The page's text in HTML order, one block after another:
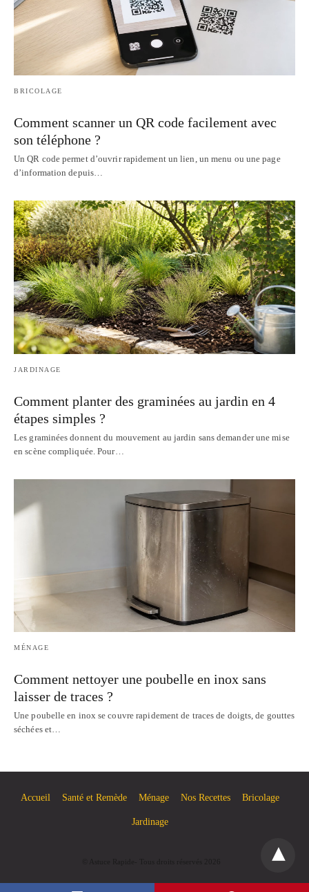
BRICOLAGE
Comment scanner un QR code facilement avec
son téléphone ?
Un QR code permet d’ouvrir rapidement un lien, un menu ou une page
d’information depuis…
JARDINAGE
Comment planter des graminées au jardin en 4
étapes simples ?
Les graminées donnent du mouvement au jardin sans demander une mise
en scène compliquée. Pour…
MÉNAGE
Comment nettoyer une poubelle en inox sans
laisser de traces ?
Une poubelle en inox se couvre rapidement de traces de doigts, de gouttes
séchées et…
Accueil Santé et Remède Ménage Nos Recettes Bricolage
Jardinage